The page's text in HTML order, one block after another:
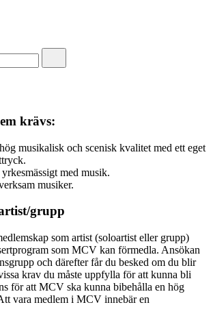
krävs:
musikalisk och scenisk kvalitet med ett eget
med musik.
musiker.
grupp
som artist (soloartist eller grupp)
som MCV kan förmedla. Ansökan
och därefter får du besked om du blir
krav du måste uppfylla för att kunna bli
för att MCV ska kunna bibehålla en hög
vara medlem i MCV innebär en